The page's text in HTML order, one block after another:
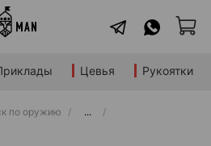
Цевья Рукоятки
по оружию
...